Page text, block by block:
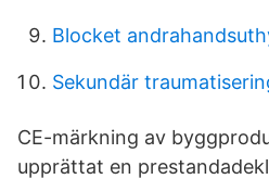
Blocket
Sekundär
CE-märkning av
upprättat en